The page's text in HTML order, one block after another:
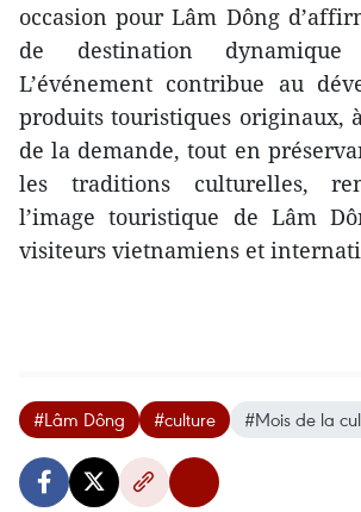
occasion pour Lâm Dông
de destination
L’événement contribue au
produits touristiques originaux,
de la demande, tout en
les traditions culturelles,
l’image touristique de Lâm
visiteurs vietnamiens et
#Lâm Dông #culture #Mois de la